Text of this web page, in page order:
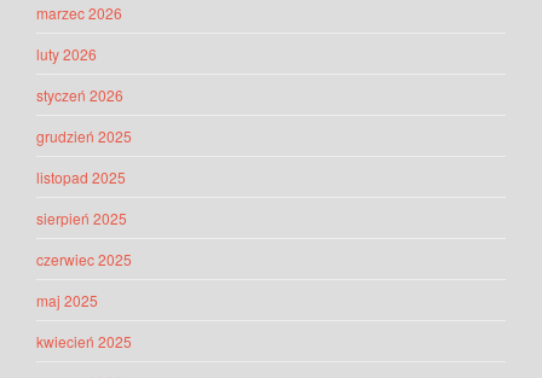
marzec 2026
luty 2026
styczeń 2026
grudzień 2025
listopad 2025
sierpień 2025
czerwiec 2025
maj 2025
kwiecień 2025